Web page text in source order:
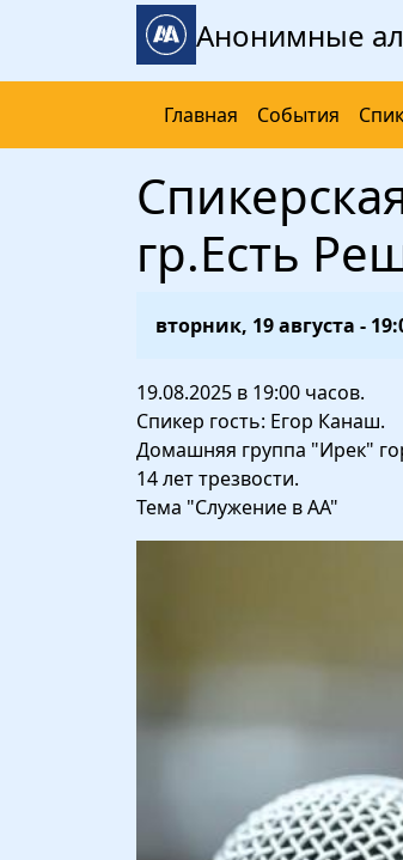
Перейти к основному содержанию
Анонимные
Главная События
гр.Есть
вторник, 19 августа -
19.08.2025 в 19:00 часов.
Спикер гость: Егор Канаш.
Домашняя группа "Ирек"
14 лет трезвости.
Тема "Служение в АА"